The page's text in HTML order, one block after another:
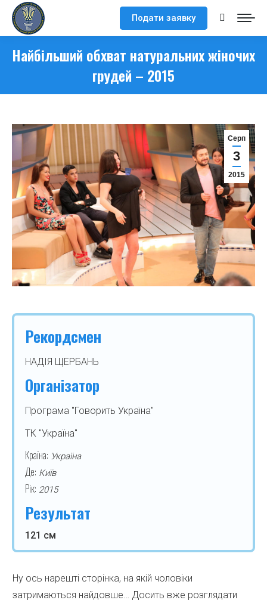
Подати заявку Search:
Найбільший обхват натуральних жіночих
грудей – 2015
Серп
3
2015
Рекордсмен
НАДІЯ ЩЕРБАНЬ
Організатор
Програма "Говорить Україна"
ТК "Україна"
Країна: Україна
Де: Київ
Рік: 2015
Результат
121 см
Ну ось нарешті сторінка, на якій чоловіки
затримаються найдовше… Досить вже розглядати